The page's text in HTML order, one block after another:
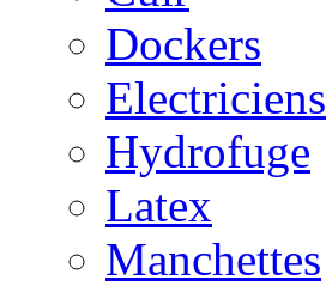
Dockers
Electriciens
Hydrofuge
Latex
Manchettes